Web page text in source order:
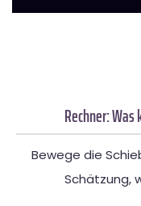
Rechner:
Bewege die
Schätzung,